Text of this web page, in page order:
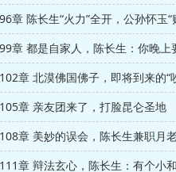
章 陈长生“火力”全开，公孙怀玉“
章 都是自家人，陈长生：你晚上
章 北漠佛国佛子，即将到来的“
章 亲友团来了，打脸昆仑圣地
章 美妙的误会，陈长生兼职月